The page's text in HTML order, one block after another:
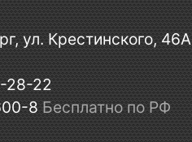
ул. Крестинского, 46А
28-22
8 Бесплатно по РФ